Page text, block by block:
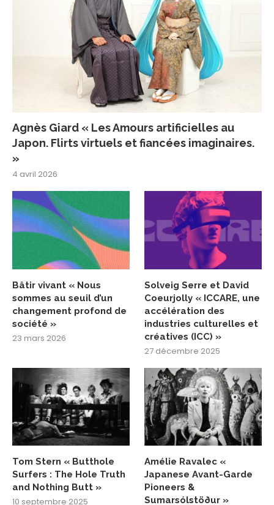
Agnès Giard « Les Amours artificielles au
Japon. Flirts virtuels et fiancées imaginaires.
»
4 avril 2026
Bâtir vivant « Nous
sommes au seuil d’un
changement profond de
société »
23 mars 2026
Solveig Serre et David
Coeurjolly « ICCARE, une
accélération des
industries culturelles et
créatives (ICC) »
27 décembre 2025
Tom Stern « Butthole
Surfers : The Hole Truth
and Nothing Butt »
10 septembre 2025
Amélie Ravalec «
Japanese Avant-Garde
Pioneers &
Sumarsólstöður »